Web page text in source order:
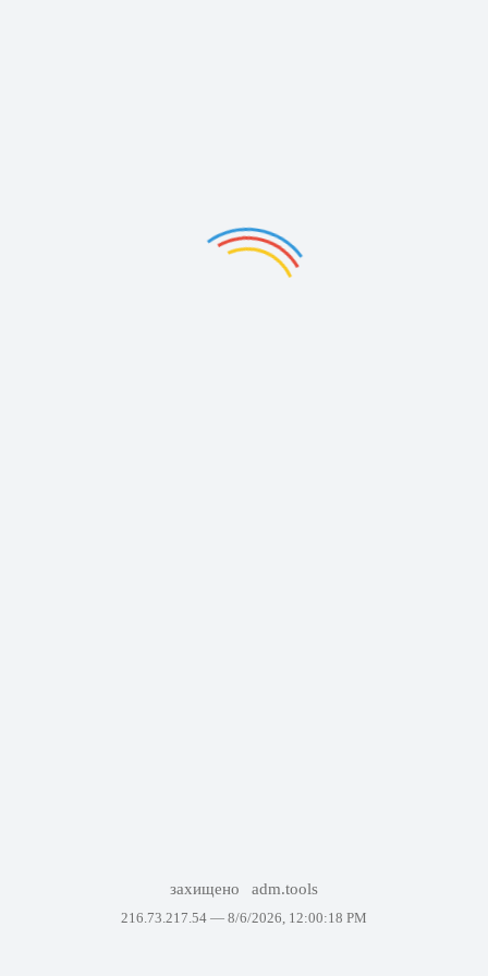
захищено adm.tools
216.73.217.54 — 8/6/2026, 12:00:18 PM